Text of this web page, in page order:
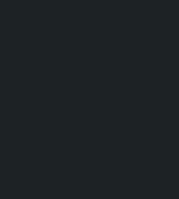
काठमाडौं
क्यूआर।